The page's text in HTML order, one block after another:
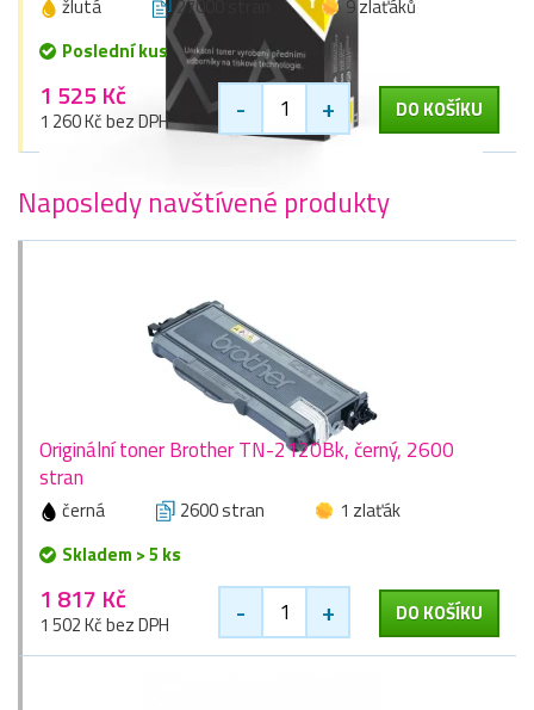
žlutá 27000 stran
9 zlaťáků
Poslední kus
1 525 Kč
1 260 Kč bez DPH - + DO KOŠÍKU
Naposledy navštívené produkty
Originální toner Brother TN-2120Bk, černý, 2600
stran
černá 2600 stran
1 zlaťák
Skladem > 5 ks
1 817 Kč
1 502 Kč bez DPH - + DO KOŠÍKU